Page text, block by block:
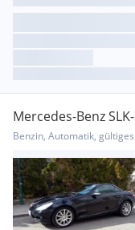
Mercedes-Benz
Benzin, Automatik,